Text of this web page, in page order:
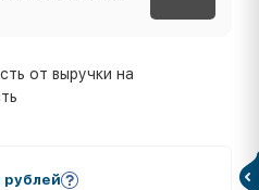
от выручки на
рублей